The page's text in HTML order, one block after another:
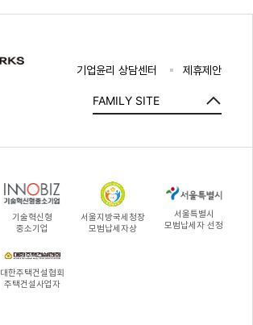
기업윤리 상담센터 제휴제안
FAMILY SITE
기술혁신형
중소기업
서울지방국세청장
모범납세자상
서울특별시
모범납세자 선정
대한주택건설협회
주택건설사업자